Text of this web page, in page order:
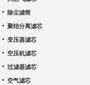
除尘滤筒
聚结分离滤芯
变压器滤芯
空压机滤芯
过滤器滤芯
空气滤芯